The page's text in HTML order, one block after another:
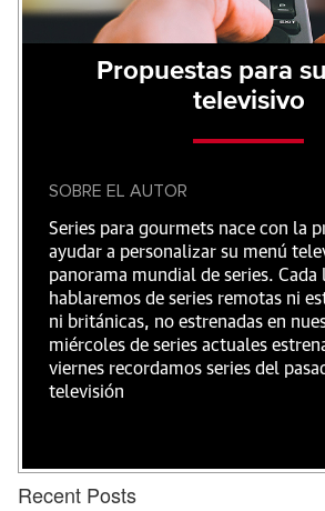
Propuestas para
televisivo
SOBRE EL AUTOR
Series para gourmets nace con la
ayudar a personalizar su menú
panorama mundial de series. Cada
hablaremos de series remotas ni
ni británicas, no estrenadas en
miércoles de series actuales
viernes recordamos series del
televisión
Recent Posts